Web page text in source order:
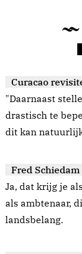
Curacao
"Daarnaast
drastisch te
dit kan
Fred Schiedam
Ja, dat krijg je
als ambtenaar,
landsbelang.